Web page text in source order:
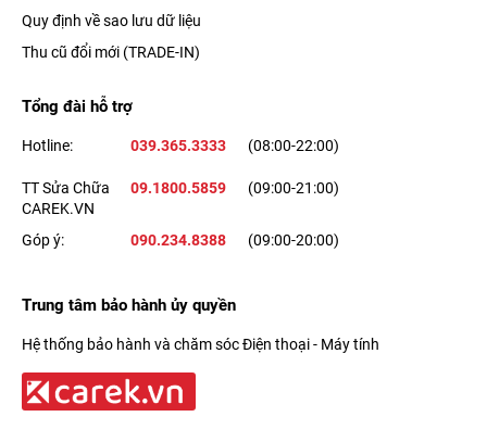
Quy định về sao lưu dữ liệu
Thu cũ đổi mới (TRADE-IN)
Tổng đài hỗ trợ
Hotline: 039.365.3333 (08:00-22:00)
TT Sửa Chữa
CAREK.VN
09.1800.5859 (09:00-21:00)
Góp ý: 090.234.8388 (09:00-20:00)
Trung tâm bảo hành ủy quyền
Hệ thống bảo hành và chăm sóc Điện thoại - Máy tính